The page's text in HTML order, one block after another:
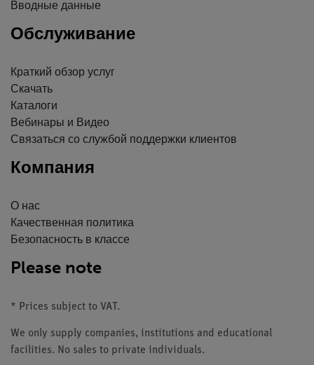
Вводные данные
Обслуживание
Краткий обзор услуг
Скачать
Каталоги
Вебинары и Видео
Связаться со службой поддержки клиентов
Компания
О нас
Качественная политика
Безопасность в классе
Please note
* Prices subject to VAT.
We only supply companies, institutions and educational
facilities. No sales to private individuals.